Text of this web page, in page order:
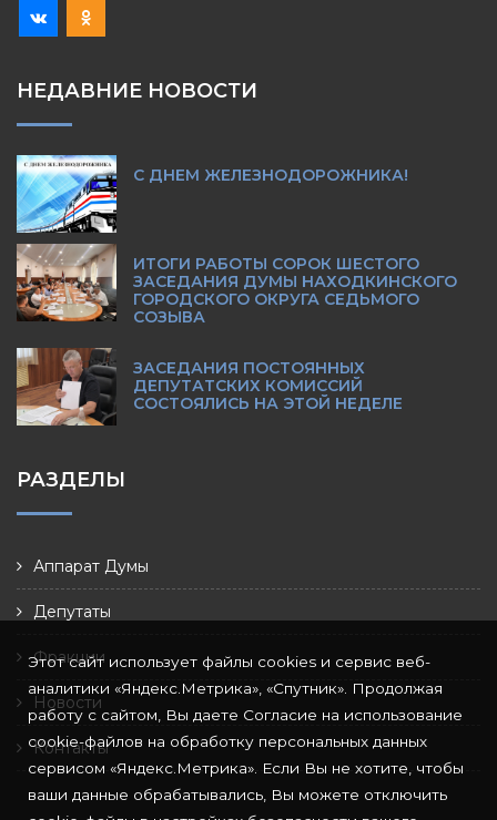
НЕДАВНИЕ НОВОСТИ
С ДНЕМ ЖЕЛЕЗНОДОРОЖНИКА!
ИТОГИ РАБОТЫ СОРОК ШЕСТОГО
ЗАСЕДАНИЯ ДУМЫ НАХОДКИНСКОГО
ГОРОДСКОГО ОКРУГА СЕДЬМОГО
СОЗЫВА
ЗАСЕДАНИЯ ПОСТОЯННЫХ
ДЕПУТАТСКИХ КОМИССИЙ
СОСТОЯЛИСЬ НА ЭТОЙ НЕДЕЛЕ
РАЗДЕЛЫ
Аппарат Думы
Депутаты
Фракции
Новости
Контакты
Этот сайт использует файлы cookies и сервис веб-
аналитики «Яндекс.Метрика», «Спутник». Продолжая
работу с сайтом, Вы даете Согласие на использование
cookie-файлов на обработку персональных данных
сервисом «Яндекс.Метрика». Если Вы не хотите, чтобы
ваши данные обрабатывались, Вы можете отключить